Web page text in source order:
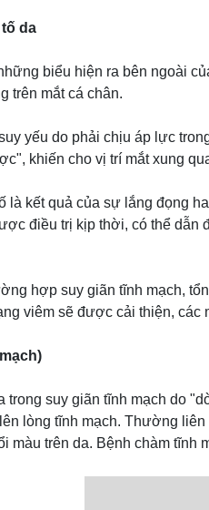
da
biểu hiện ra bên ngoài
trên mắt cá chân.
yếu do phải chịu áp lực
khiến cho vị trí mắt xung
là kết quả của sự lắng đọng
điều trị kịp thời, có thể dẫn
hợp suy giãn tĩnh mạch,
viêm sẽ được cải thiện,
trong suy giãn tĩnh mạch do
lòng tĩnh mạch. Thường
màu trên da. Bệnh chàm